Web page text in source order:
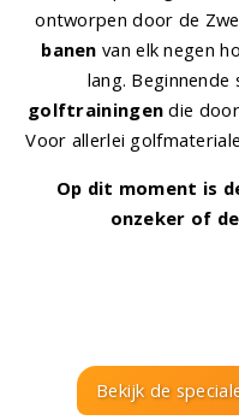
ontworpen door de
banen van elk negen
lang.
golftrainingen die
Voor allerlei
Op dit moment is
onzeker of
Bekijk de